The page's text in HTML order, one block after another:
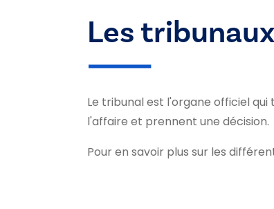
Les tribunaux
Le tribunal est l'organe officiel qui
l'affaire et prennent une décision.
Pour en savoir plus sur les